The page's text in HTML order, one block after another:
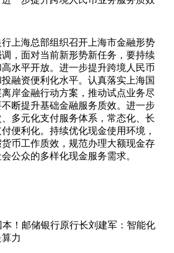
上海总部组织召开上海市金融形势
，面对当前新形势新任务，要持续
水平开放。进一步提升跨境人民币
融资便利化水平。认真落实上海国
岸金融行动方案，推动试点业务尽
断提升基础金融服务质效。进一步
多元化支付服务体系，常态化、长
便利化。持续优化现金使用环境，
币工作质效，规范办理大额现金存
公众的多样化现金服务需求。
！邮储银行原行长刘建军：智能化
力